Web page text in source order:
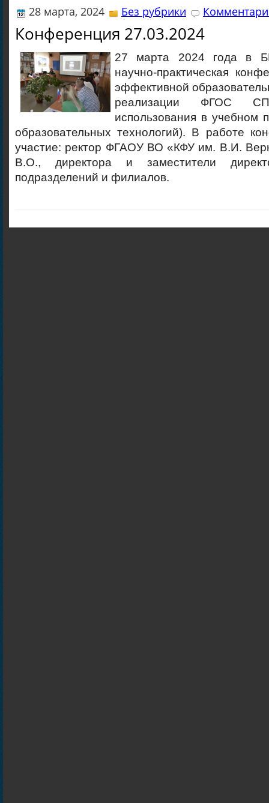
28 марта, 2024 Без рубрики
Конференция 27.03.2024
27 марта 2024 года в
научно-практическая
эффективной
реализации ФГОС
использования в учебном
образовательных технологий). В работе
участие: ректор ФГАОУ ВО «КФУ им. В.И.
В.О., директора и заместители
подразделений и филиалов.